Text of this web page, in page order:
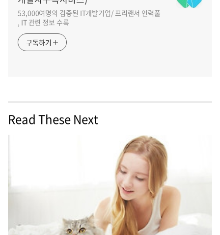
53,000여명의 검증된 IT개발기업/ 프리랜서 인력풀
, IT 관련 정보 수록
구독하기
Read These Next